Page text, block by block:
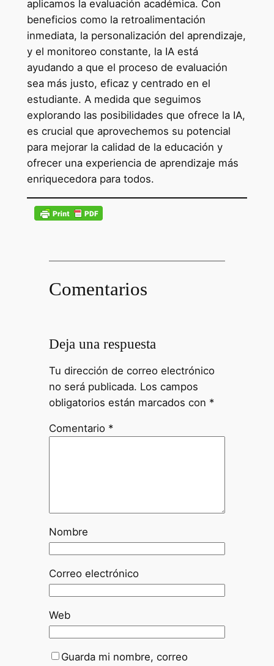
aplicamos la evaluación académica. Con
beneficios como la retroalimentación
inmediata, la personalización del aprendizaje,
y el monitoreo constante, la IA está
ayudando a que el proceso de evaluación
sea más justo, eficaz y centrado en el
estudiante. A medida que seguimos
explorando las posibilidades que ofrece la IA,
es crucial que aprovechemos su potencial
para mejorar la calidad de la educación y
ofrecer una experiencia de aprendizaje más
enriquecedora para todos.
Comentarios
Deja una respuesta
Tu dirección de correo electrónico
no será publicada. Los campos
obligatorios están marcados con *
Comentario *
Nombre
Correo electrónico
Web
Guarda mi nombre, correo